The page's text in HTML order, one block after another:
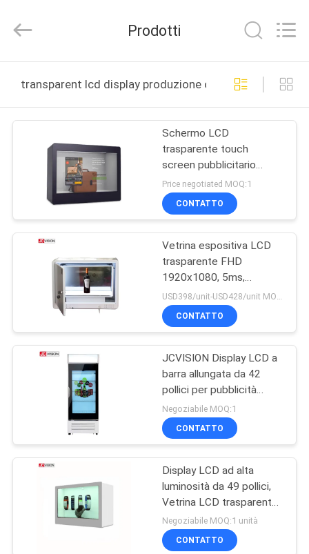
PRODOTTI
VISITA
FABBRICA
CONTROLLO
QUALITÀ
CONTATTACI
NOTIZIE
Interactive
Technology
All
Reserved.
Prodotti
transparent lcd display produzione online
Schermo LCD
trasparente touch
screen pubblicitario
Display LCD trasparente
Box 21,5 pollici
Price negotiated MOQ:1
CONTATTO
Vetrina espositiva LCD
trasparente FHD
1920x1080, 5ms,
touchscreen trasparente
CONTATTO
JCVISION Display LCD a
barra allungata da 42
pollici per pubblicità
digitale su porta
frigorifero
Negoziabile MOQ:1
CONTATTO
Display LCD ad alta
luminosità da 49 pollici,
Vetrina LCD trasparente
1920*1080 Full HD
Negoziabile MOQ:1 unità
CONTATTO